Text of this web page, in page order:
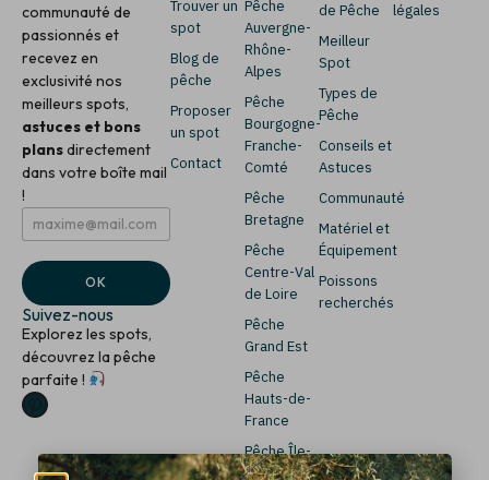
communauté de
passionnés et
recevez en
exclusivité nos
meilleurs spots,
astuces et bons
plansdirectement
dans votre boîte mail
!
E
m
i
l
E
m
a
i
l
E
m
E
m
i
l
*
OK
Suivez-nous
Explorez les spots,
découvrez la pêche
parfaite !
Trouver un
spot
Blog de
pêche
Proposer
un spot
Contact
Pêche
Auvergne-
Rhône-
Alpes
Pêche
Bourgogne-
Franche-
Comté
Pêche
Bretagne
Pêche
Centre-Val
de Loire
Pêche
Grand Est
Pêche
Hauts-de-
France
Pêche Île-
de-France
de Pêche
Meilleur
Spot
Types de
Pêche
Conseils et
Astuces
Communauté
Matériel et
Équipement
Poissons
recherchés
légales